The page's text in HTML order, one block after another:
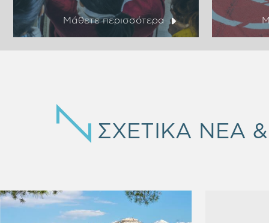
Μάθετε περισσότερα
ΣΧΕΤΙΚΑ ΝΕΑ